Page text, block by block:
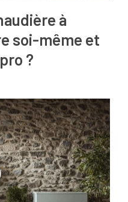
à
soi-même et
?